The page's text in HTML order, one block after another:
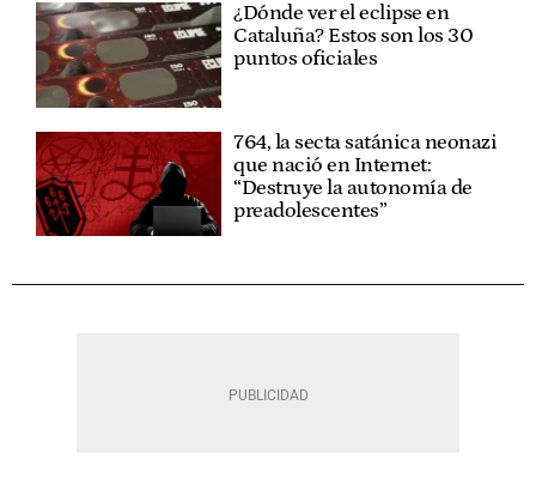
¿Dónde ver el eclipse en
Cataluña? Estos son los 30
puntos oficiales
764, la secta satánica neonazi
que nació en Internet:
“Destruye la autonomía de
preadolescentes”